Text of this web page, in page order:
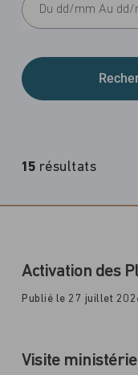
15 résultats
Activation des
Publié le 27 juillet
Visite